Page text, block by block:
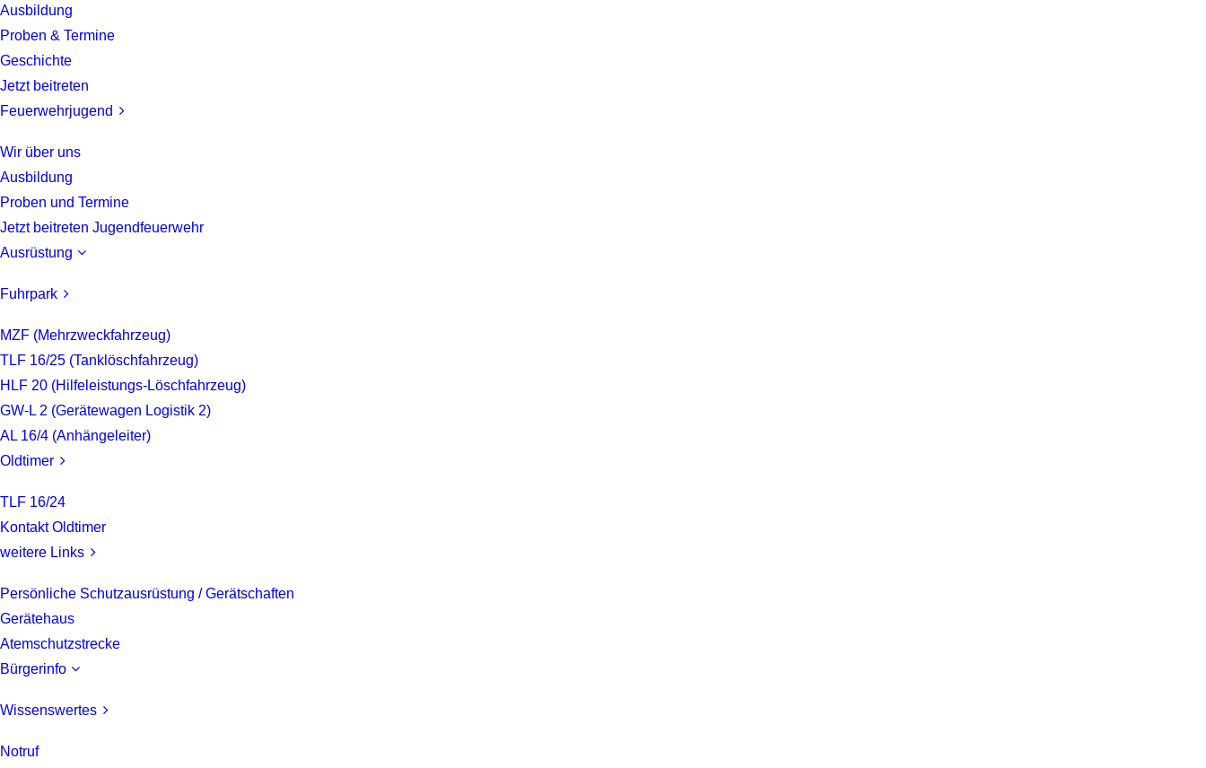
Ausbildung
Proben & Termine
Geschichte
Jetzt beitreten
Feuerwehrjugend
Wir über uns
Ausbildung
Proben und Termine
Jetzt beitreten Jugendfeuerwehr
Ausrüstung
Fuhrpark
MZF (Mehrzweckfahrzeug)
TLF 16/25 (Tanklöschfahrzeug)
HLF 20 (Hilfeleistungs-Löschfahrzeug)
GW-L 2 (Gerätewagen Logistik 2)
AL 16/4 (Anhängeleiter)
Oldtimer
TLF 16/24
Kontakt Oldtimer
weitere Links
Persönliche Schutzausrüstung / Gerätschaften
Gerätehaus
Atemschutzstrecke
Bürgerinfo
Wissenswertes
Notruf